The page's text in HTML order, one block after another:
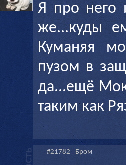
Я про него
же...куды
Куманяя
пузом в
да...ещё
таким как
#21782 Бром